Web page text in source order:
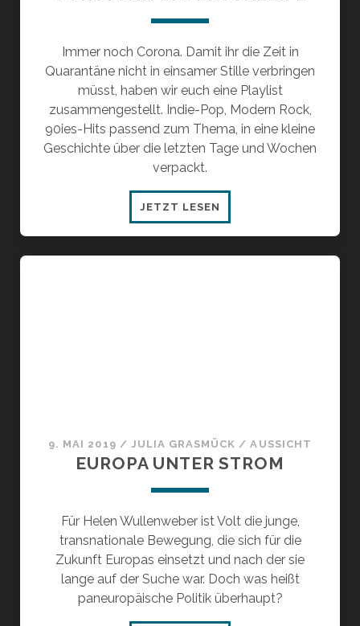
Immer noch Corona. Damit ihr die Zeit in
Quarantäne nicht in einsamer Stille verbringen
müsst, haben wir euch eine Playlist
zusammengestellt. Indie-Pop, Modern Rock,
90ies-Hits passend zum Thema, in eine kleine
Geschichte über die letzten Tage und Wochen
verpackt.
JETZT LESEN
IN
9. MAI 2019 / JULIA GRASMÜCK /AUSSICHT
EUROPA UNTER STROM
Für Helen Wullenweber ist Volt die junge,
transnationale Bewegung, die sich für die
Zukunft Europas einsetzt und nach der sie
lange auf der Suche war. Doch was heißt
paneuropäische Politik überhaupt?